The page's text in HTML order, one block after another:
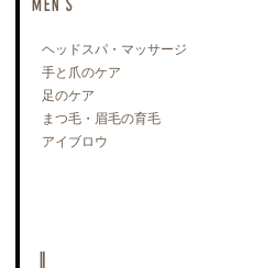
ヘッドスパ・マッサージ
手と爪のケア
足のケア
まつ毛・眉毛の育毛
アイブロウ